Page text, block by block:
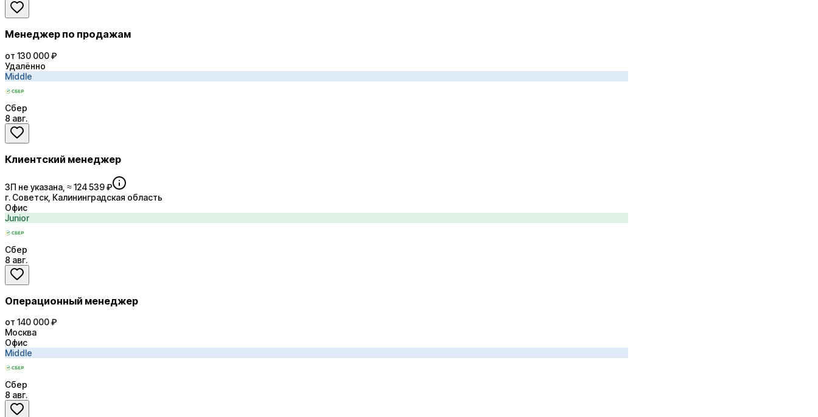
Менеджер по продажам
от 130 000 ₽
Удалённо
Middle
Сбер
8 авг.
Клиентский менеджер
ЗП не указана, ≈ 124 539 ₽
г. Советск, Калининградская область
Офис
Junior
Сбер
8 авг.
Операционный менеджер
от 140 000 ₽
Москва
Офис
Middle
Сбер
8 авг.